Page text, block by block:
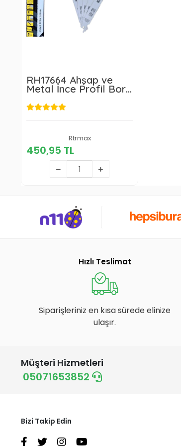
RH17664 Ahşap ve
Metal İnce Profil Boru
Ağzı 225 mm 5 Adet
Rtrmax
450,95 TL
450,95 TL
Sepete Ekle
Hızlı Teslimat
Siparişleriniz en kısa sürede elinize
ulaşır.
Müşteri Hizmetleri
05071653852
Bizi Takip Edin